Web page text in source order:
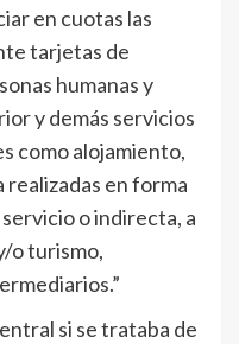
en cuotas las
tarjetas de
humanas y
y demás servicios
como alojamiento,
realizadas en forma
o indirecta, a
o turismo,
si se trataba de